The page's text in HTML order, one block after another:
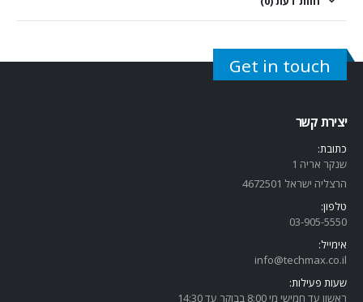
Get in touch
יצירת קשר
כתובת:
שנקר אריה 1
הרצליה ישראל 4672501
טלפון:
03-905-5550
אימייל:
info@techmax.co.il
שעות פעילות:
ראשון עד חמישי מי 8:00 בבוקר עד 14:30